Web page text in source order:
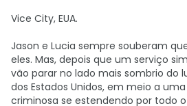
Vice City, EUA.
Jason e Lucia sempre souberam
eles. Mas, depois que um serviço
vão parar no lado mais sombrio do
dos Estados Unidos, em meio a
criminosa se estendendo por todo